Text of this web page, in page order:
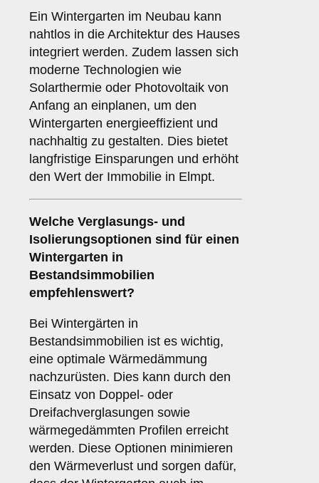
Ein Wintergarten im Neubau kann
nahtlos in die Architektur des Hauses
integriert werden. Zudem lassen sich
moderne Technologien wie
Solarthermie oder Photovoltaik von
Anfang an einplanen, um den
Wintergarten energieeffizient und
nachhaltig zu gestalten. Dies bietet
langfristige Einsparungen und erhöht
den Wert der Immobilie in Elmpt.
Welche Verglasungs- und
Isolierungsoptionen sind für einen
Wintergarten in
Bestandsimmobilien
empfehlenswert?
Bei Wintergärten in
Bestandsimmobilien ist es wichtig,
eine optimale Wärmedämmung
nachzurüsten. Dies kann durch den
Einsatz von Doppel- oder
Dreifachverglasungen sowie
wärmegedämmten Profilen erreicht
werden. Diese Optionen minimieren
den Wärmeverlust und sorgen dafür,